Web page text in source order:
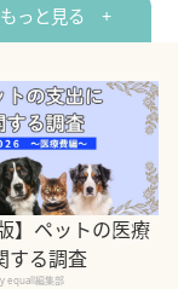
もっと見る +
】ペットの医療
する調査
equall編集部